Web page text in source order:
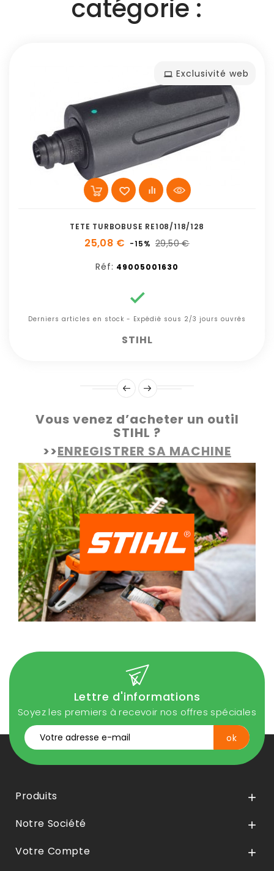
catégorie :
Exclusivité web
TETE TURBOBUSE RE108/118/128
25,08 € -15% 29,50 €
Réf: 49005001630

Derniers articles en stock - Expédié sous 2/3 jours ouvrés
STIHL
Vous venez d’acheter un outil
STIHL ?
>>ENREGISTRER SA MACHINE
Lettre d'informations
Soyez les premiers à recevoir nos offres spéciales
Produits 
Notre Société 
Votre Compte 